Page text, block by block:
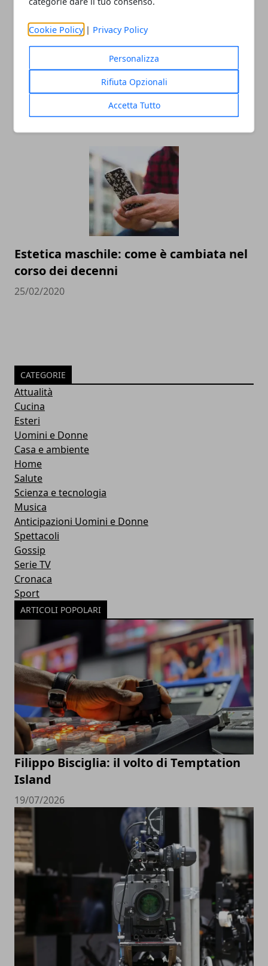
Cookie Policy | Privacy Policy
Personalizza
Rifiuta Opzionali
Accetta Tutto
I passatempi preferiti degli italiani
Estetica maschile: come è cambiata nel
corso dei decenni
25/02/2020
CATEGORIE
Attualità
Cucina
Esteri
Uomini e Donne
Casa e ambiente
Home
Salute
Scienza e tecnologia
Musica
Anticipazioni Uomini e Donne
Spettacoli
Gossip
Serie TV
Cronaca
Sport
ARTICOLI POPOLARI
Filippo Bisciglia: il volto di Temptation
Island
19/07/2026